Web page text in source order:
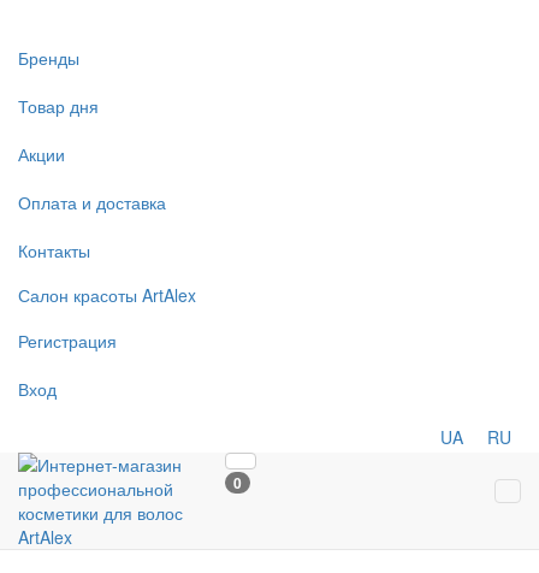
Бренды
Товар дня
Акции
Оплата и доставка
Контакты
Салон красоты ArtAlex
Регистрация
Вход
UA RU
0